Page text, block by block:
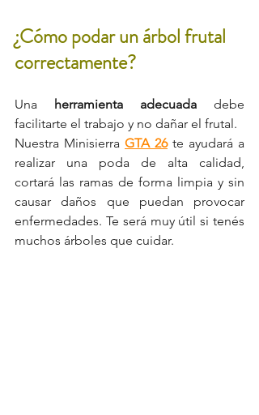
¿Cómo podar un árbol frutal
correctamente?
Una herramienta adecuada debe
facilitarte el trabajo y no dañar el frutal.
Nuestra Minisierra GTA 26 te ayudará a
realizar una poda de alta calidad,
cortará las ramas de forma limpia y sin
causar daños que puedan provocar
enfermedades. Te será muy útil si tenés
muchos árboles que cuidar.